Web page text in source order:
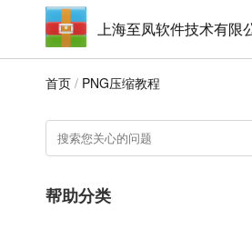
上海至凤软件技术有限
首页 / PNG压缩教程
帮助分类